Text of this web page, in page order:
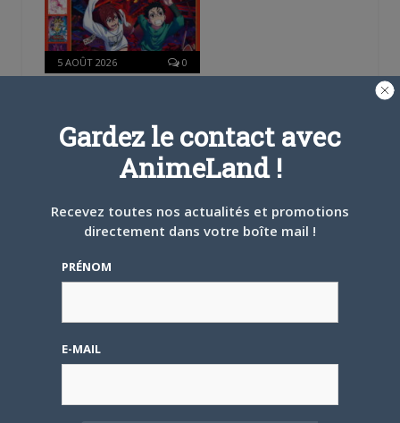
5 AOÛT 2026 0
Une nouvelle série TV
Gardez le contact avec
AnimeLand !
Recevez toutes nos actualités et promotions
directement dans votre boîte mail !
PRÉNOM
E-MAIL